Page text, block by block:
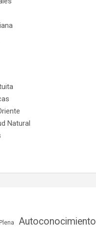
Natural
Autoconocimiento